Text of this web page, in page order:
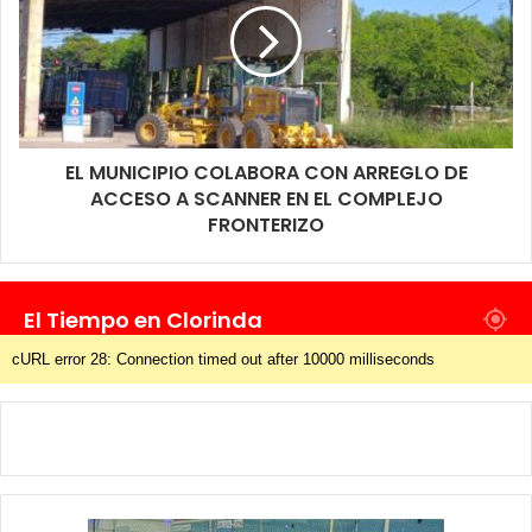
EL MUNICIPIO COLABORA CON ARREGLO DE
ACCESO A SCANNER EN EL COMPLEJO
FRONTERIZO
El Tiempo en Clorinda
cURL error 28: Connection timed out after 10000 milliseconds